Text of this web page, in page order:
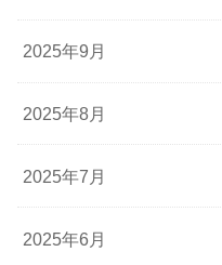
2025年9月
2025年8月
2025年7月
2025年6月